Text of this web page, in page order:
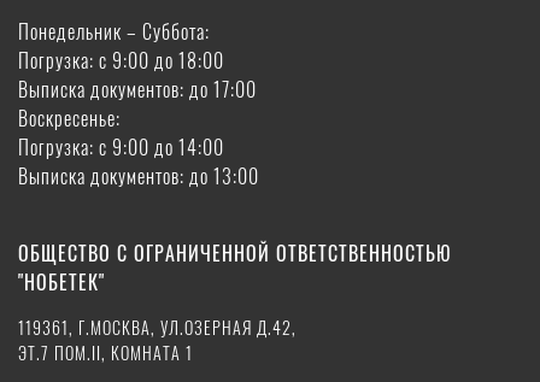
Понедельник – Суббота:
Погрузка: с 9:00 до 18:00
Выписка документов: до 17:00
Воскресенье:
Погрузка: с 9:00 до 14:00
Выписка документов: до 13:00
ОБЩЕСТВО С ОГРАНИЧЕННОЙ ОТВЕТСТВЕННОСТЬЮ
"НОБЕТЕК"
119361, Г.МОСКВА, УЛ.ОЗЕРНАЯ Д.42,
ЭТ.7 ПОМ.II, КОМНАТА 1